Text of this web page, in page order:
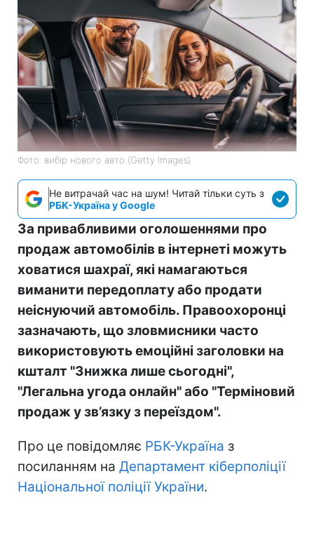
Фото: вибір нового авто (Getty Images)
Не витрачай час на шум! Читай тільки суть з
РБК-Україна у Google
За привабливими оголошеннями про
продаж автомобілів в інтернеті можуть
ховатися шахраї, які намагаються
виманити передоплату або продати
неіснуючий автомобіль. Правоохоронці
зазначають, що зловмисники часто
використовують емоційні заголовки на
кшталт "Знижка лише сьогодні",
"Легальна угода онлайн" або "Терміновий
продаж у зв’язку з переїздом".
Про це повідомляє РБК-Україна з
посиланням на Департамент кіберполіції
Національної поліції України.